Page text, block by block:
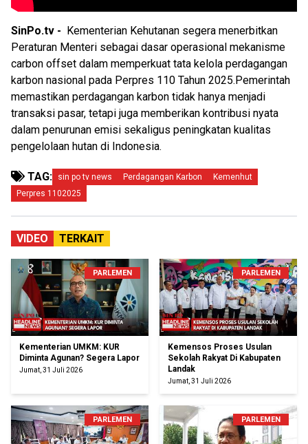
SinPo.tv -
Kementerian Kehutanan segera menerbitkan
Peraturan Menteri sebagai dasar operasional mekanisme
carbon offset dalam memperkuat tata kelola perdagangan
karbon nasional pada Perpres 110 Tahun 2025.Pemerintah
memastikan perdagangan karbon tidak hanya menjadi
transaksi pasar, tetapi juga memberikan kontribusi nyata
dalam penurunan emisi sekaligus peningkatan kualitas
pengelolaan hutan di Indonesia.
TAG: sin po tv news Perdagangan Karbon
Kemenhut
Perpres 1102025
VIDEO TERKAIT
PARLEMEN
Kementerian UMKM: KUR
Diminta Agunan? Segera Lapor
Jumat, 31 Juli 2026
PARLEMEN
Kemensos Proses Usulan
Sekolah Rakyat Di Kabupaten
Landak
Jumat, 31 Juli 2026
PARLEMEN PARLEMEN